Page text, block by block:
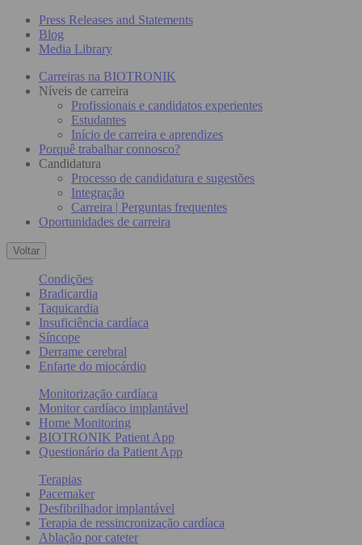
Press Releases and Statements
Blog
Media Library
Carreiras na BIOTRONIK
Níveis de carreira
Profissionais e candidatos experientes
Estudantes
Início de carreira e aprendizes
Porquê trabalhar connosco?
Candidatura
Processo de candidatura e sugestões
Integração
Carreira | Perguntas frequentes
Oportunidades de carreira
Voltar
Condições
Bradicardia
Taquicardia
Insuficiência cardíaca
Síncope
Derrame cerebral
Enfarte do miocárdio
Monitorização cardíaca
Monitor cardíaco implantável
Home Monitoring
BIOTRONIK Patient App
Questionário da Patient App
Terapias
Pacemaker
Desfibrilhador implantável
Terapia de ressincronização cardíaca
Ablação por cateter